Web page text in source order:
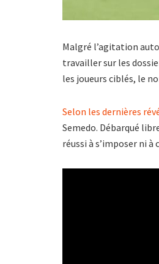
Malgré l’agitation
travailler sur les
les joueurs ciblés, le
Selon les dernières
Semedo. Débarqué
réussi à s’imposer ni à